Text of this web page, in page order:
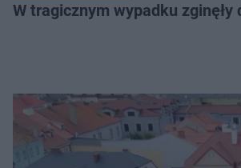
W tragicznym wypadku